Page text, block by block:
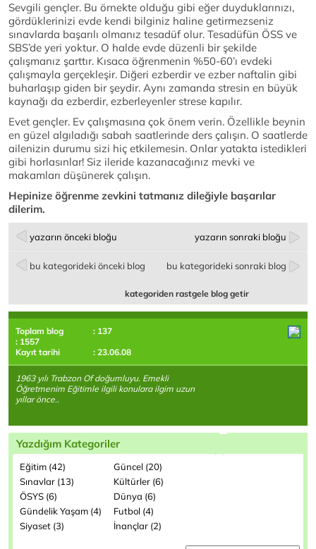
Sevgili gençler. Bu örnekte olduğu gibi eğer duyduklarınızı,
gördüklerinizi evde kendi bilginiz haline getirmezseniz
sınavlarda başarılı olmanız tesadüf olur. Tesadüfün ÖSS ve
SBS’de yeri yoktur. O halde evde düzenli bir şekilde
çalışmanız şarttır. Kısaca öğrenmenin %50-60’ı evdeki
çalışmayla gerçekleşir. Diğeri ezberdir ve ezber naftalin gibi
buharlaşıp giden bir şeydir. Aynı zamanda stresin en büyük
kaynağı da ezberdir, ezberleyenler strese kapılır.
Evet gençler. Ev çalışmasına çok önem verin. Özellikle beynin
en güzel algıladığı sabah saatlerinde ders çalışın. O saatlerde
ailenizin durumu sizi hiç etkilemesin. Onlar yatakta istedikleri
gibi horlasınlar! Siz ileride kazanacağınız mevki ve
makamları düşünerek çalışın.
Hepinize öğrenme zevkini tatmanız dileğiyle başarılar
dilerim.
yazarın önceki bloğu yazarın sonraki bloğu
bu kategorideki önceki blog bu kategorideki sonraki blog
kategoriden rastgele blog getir
Toplam blog
: 137
: 1557
Kayıt tarihi
: 23.06.08
1963 yılı Trabzon Of doğumluyu. Emekli
Öğretmenim Eğitimle ilgili konulara ilgim uzun
yıllar önce..
Yazdığım Kategoriler
Eğitim (42)
Güncel (20)
Sınavlar (13)
Kültürler (6)
ÖSYS (6)
Dünya (6)
Gündelik Yaşam (4)
Futbol (4)
Siyaset (3)
İnançlar (2)